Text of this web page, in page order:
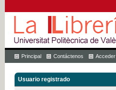
Principal Contáctenos Acceder
Usuario registrado